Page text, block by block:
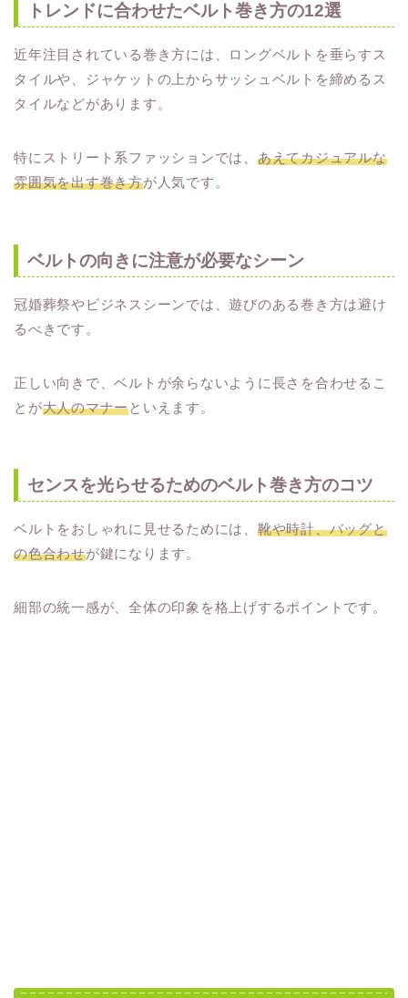
トレンドに合わせたベルト巻き方の12選
近年注目されている巻き方には、ロングベルトを垂らすス
タイルや、ジャケットの上からサッシュベルトを締めるス
タイルなどがあります。
特にストリート系ファッションでは、 あえてカジュアルな
雰囲気を出す巻き方が人気です。
ベルトの向きに注意が必要なシーン
冠婚葬祭やビジネスシーンでは、遊びのある巻き方は避け
るべきです。
正しい向きで、ベルトが余らないように長さを合わせるこ
とが大人のマナーといえます。
センスを光らせるためのベルト巻き方のコツ
ベルトをおしゃれに見せるためには、 靴や時計、バッグと
の色合わせが鍵になります。
細部の統一感が、全体の印象を格上げするポイントです。